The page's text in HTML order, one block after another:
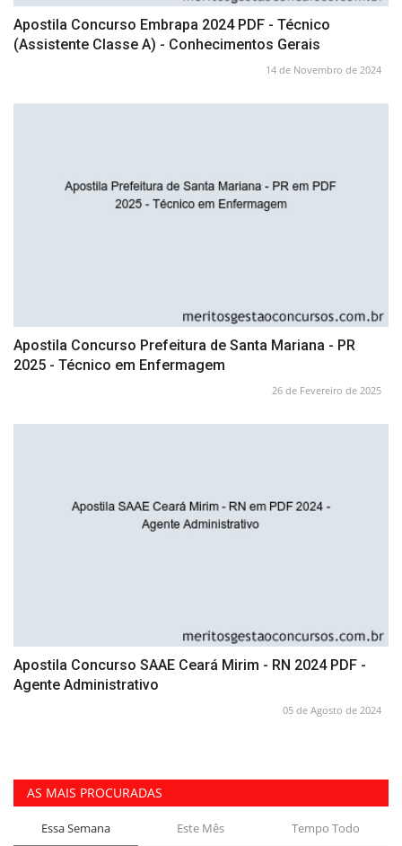
Apostila Concurso Embrapa 2024 PDF - Técnico
(Assistente Classe A) - Conhecimentos Gerais
14 de Novembro de 2024
Apostila Concurso Prefeitura de Santa Mariana - PR
2025 - Técnico em Enfermagem
26 de Fevereiro de 2025
Apostila Concurso SAAE Ceará Mirim - RN 2024 PDF -
Agente Administrativo
05 de Agosto de 2024
AS MAIS PROCURADAS
Essa Semana Este Mês Tempo Todo